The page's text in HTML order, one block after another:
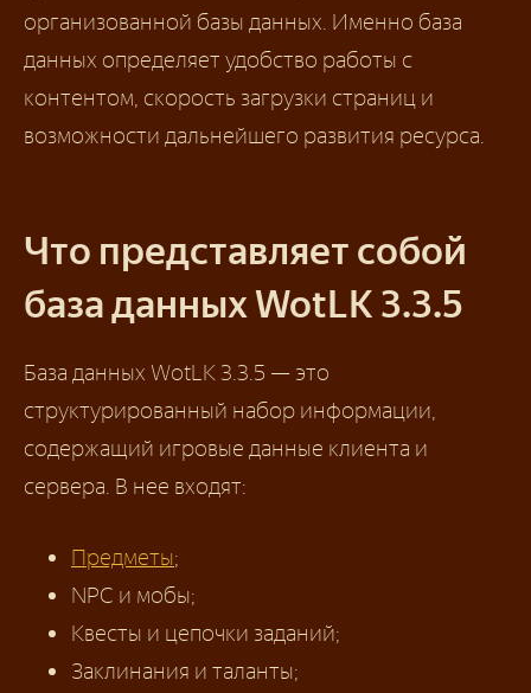
организованной базы данных. Именно база
данных определяет удобство работы с
контентом, скорость загрузки страниц и
возможности дальнейшего развития ресурса.
Что представляет собой
база данных WotLK 3.3.5
База данных WotLK 3.3.5 — это
структурированный набор информации,
содержащий игровые данные клиента и
сервера. В нее входят:
Предметы;
NPC и мобы;
Квесты и цепочки заданий;
Заклинания и таланты;